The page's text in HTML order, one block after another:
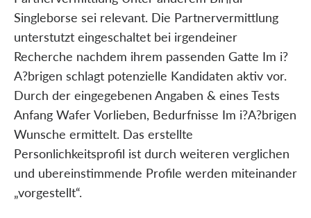
Singleborse sei relevant. Die Partnervermittlung
unterstutzt eingeschaltet bei irgendeiner
Recherche nachdem ihrem passenden Gatte Im i?
A?brigen schlagt potenzielle Kandidaten aktiv vor.
Durch der eingegebenen Angaben & eines Tests
Anfang Wafer Vorlieben, Bedurfnisse Im i?A?brigen
Wunsche ermittelt. Das erstellte
Personlichkeitsprofil ist durch weiteren verglichen
und ubereinstimmende Profile werden miteinander
„vorgestellt“.